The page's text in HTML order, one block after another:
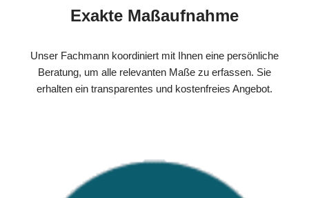
Exakte Maßaufnahme
Unser Fachmann koordiniert mit Ihnen eine persönliche
Beratung, um alle relevanten Maße zu erfassen. Sie
erhalten ein transparentes und kostenfreies Angebot.